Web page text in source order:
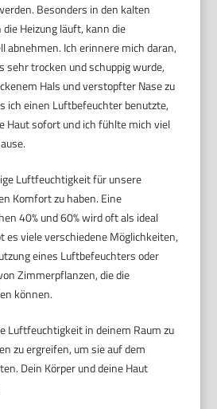
Besonders in den kalten
Heizung läuft, kann die
abnehmen. Ich erinnere mich daran,
sehr trocken und schuppig wurde,
Hals und verstopfter Nase zu
ich einen Luftbefeuchter benutzte,
Haut sofort und ich fühlte mich viel
Luftfeuchtigkeit für unsere
Komfort zu haben. Eine
40% und 60% wird oft als ideal
es viele verschiedene Möglichkeiten,
eines Luftbefeuchters oder
Zimmerpflanzen, die die
können.
Luftfeuchtigkeit in deinem Raum zu
zu ergreifen, um sie auf dem
Dein Körper und deine Haut